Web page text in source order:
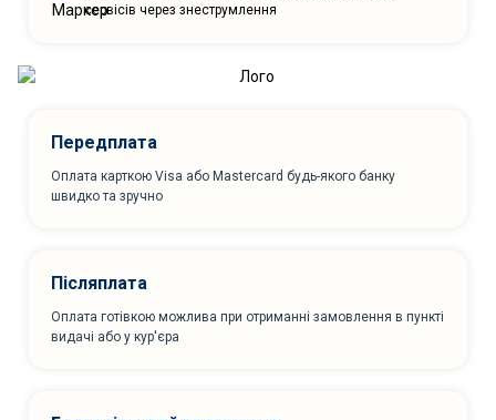
сервісів через знеструмлення
Передплата
Оплата карткою Visa або Mastercard будь-якого банку
швидко та зручно
Післяплата
Оплата готівкою можлива при отриманні замовлення в пункті
видачі або у кур'єра